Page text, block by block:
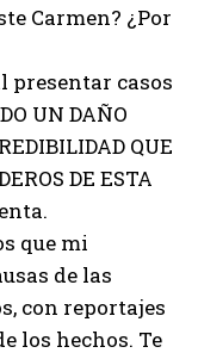
Carmen? ¿Por
presentar casos
UN DAÑO
QUE
DE ESTA
que mi
de las
con reportajes
los hechos. Te